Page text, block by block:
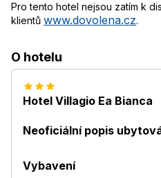
Pro tento hotel nejsou zatím k
klientů www.dovolena.cz.
O hotelu
Hotel Villagio Ea Bianca
Neoficiální popis
Vybavení